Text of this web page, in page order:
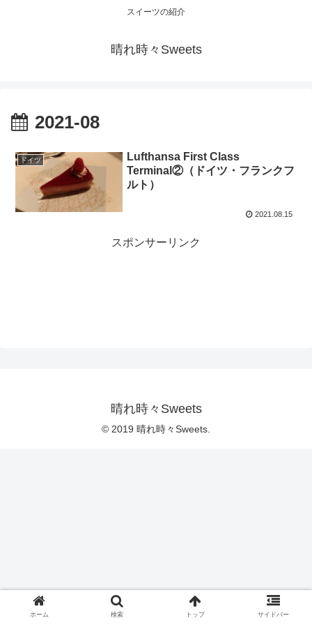
スイーツの紹介
晴れ時々Sweets
2021-08
ドイツ
Lufthansa First Class
Terminal②（ドイツ・フランクフ
ルト）
2021.08.15
スポンサーリンク
晴れ時々Sweets
© 2019 晴れ時々Sweets.
ホーム 検索 トップ サイドバー